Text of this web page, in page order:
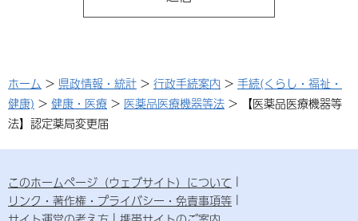
ホーム > 県政情報・統計 > 行政手続案内 > 手続(くらし・福祉・
健康) > 健康・医療 > 医薬品医療機器等法 > 【医薬品医療機器等
法】認定薬局変更届
このホームページ（ウェブサイト）について
リンク・著作権・プライバシー・免責事項等